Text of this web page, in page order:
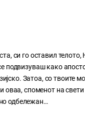
си го оставил
подвизуваш како
Затоа, со твоите
и оваа, споменот на
одбележан…